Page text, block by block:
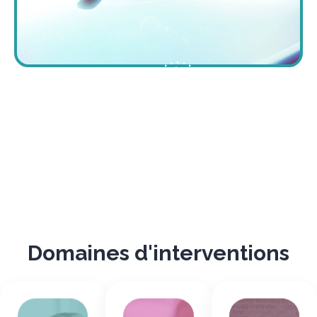
Domaines d'interventions
plus